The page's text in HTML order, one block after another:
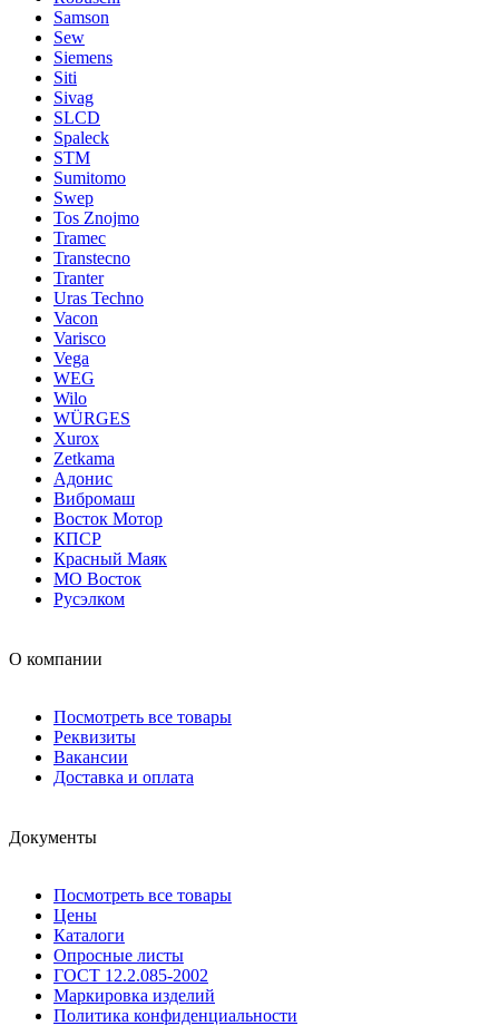
Samson
Sew
Siemens
Siti
Sivag
SLCD
Spaleck
STM
Sumitomo
Swep
Tos Znojmo
Tramec
Transtecno
Tranter
Uras Techno
Vacon
Varisco
Vega
WEG
Wilo
WÜRGES
Xurox
Zetkama
Адонис
Вибромаш
Восток Мотор
КПСР
Красный Маяк
МО Восток
Русэлком
О компании
Посмотреть все товары
Реквизиты
Вакансии
Доставка и оплата
Документы
Посмотреть все товары
Цены
Каталоги
Опросные листы
ГОСТ 12.2.085-2002
Маркировка изделий
Политика конфиденциальности